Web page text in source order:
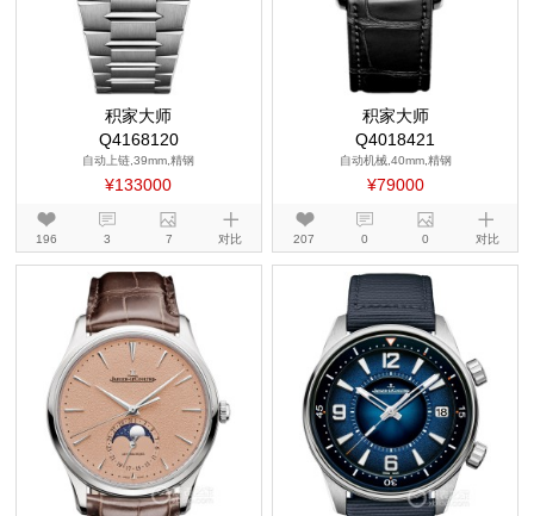
积家大师
Q4168120
自动上链,39mm,精钢
¥133000
196 3 7 对比
积家大师
Q4018421
自动机械,40mm,精钢
¥79000
207 0 0 对比